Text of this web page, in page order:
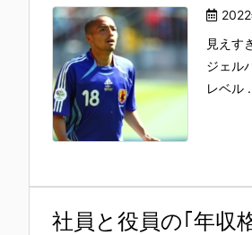
見えす
ジェル
レベル
社員と役員の｢年収